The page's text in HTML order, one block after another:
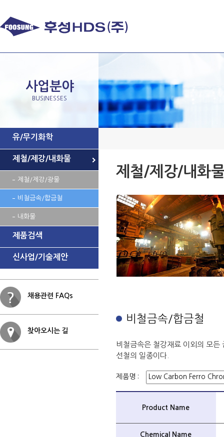
사업분야
BUSINESSES
유/무기화학
제철/제강/내화물
제철/제강/광물
비철금속/합금철
내화물
제품검색
신사업/기술제안
채용관련 FAQs
찾아오시는 길
제철/제강/내화
비철금속/합금철
비철금속은 철강재료 이외의 모
선철의 일종이다.
제품명 :
Product Name
Chemical Name